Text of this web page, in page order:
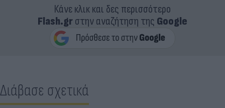
Κάνε κλικ και δες περισσότερο
Flash.grστην αναζήτηση της Google
Διάβασε σχετικά